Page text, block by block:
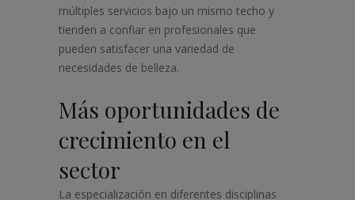
múltiples servicios bajo un mismo techo y
tienden a confiar en profesionales que
pueden satisfacer una variedad de
necesidades de belleza.
Más oportunidades de
crecimiento en el
sector
La especialización en diferentes disciplinas